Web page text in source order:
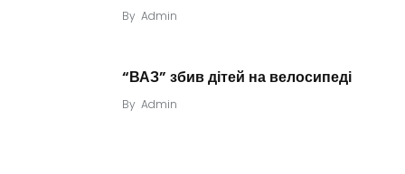
By Admin
“ВАЗ” збив дітей на велосипеді
By Admin